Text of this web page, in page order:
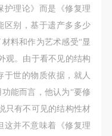
护理论》而是《修复理
区别，基于遗产多多少
料和作为艺术感受“显
观。由于看不见的结构
世的物质依据，就人
能而言，他认为“要修
只有不可见的结构性材
这并不意味着《修复理